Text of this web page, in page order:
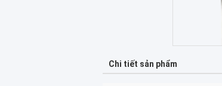
Chi tiết sản phẩm